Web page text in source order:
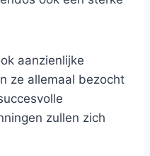
aanzienlijke
ze allemaal bezocht
zullen zich